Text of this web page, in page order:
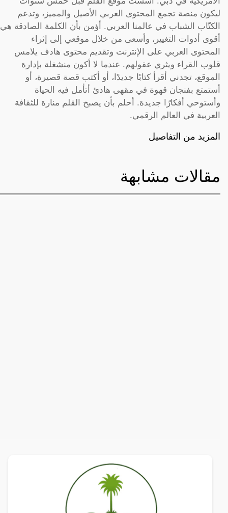
ليكون منصة تجمع المحتوى العربي الأصيل والمميز، وتدعم
الكتّاب الشباب في عالمنا العربي. أؤمن بأن الكلمة الصادقة هي
أقوى أدوات التغيير، وأسعى من خلال موقعي إلى إثراء
المحتوى العربي على الإنترنت وتقديم محتوى هادف يلامس
قلوب القراء ويثري عقولهم. عندما لا أكون منشغلة بإدارة
الموقع، تجدني أقرأ كتابًا جديدًا، أو أكتب قصة قصيرة، أو
أستمتع بفنجان قهوة في مقهى هادئ أتأمل فيه الحياة
وأستوحي أفكارًا جديدة. أحلم بأن يصبح القلم منارة للثقافة
العربية في العالم الرقمي.
المزيد من التفاصيل
مقالات مشابهة